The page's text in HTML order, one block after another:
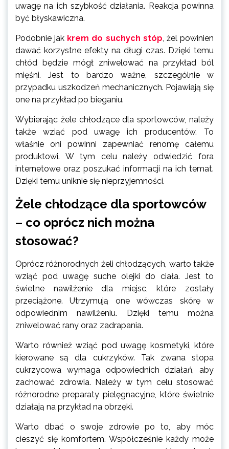
uwagę na ich szybkość działania. Reakcja powinna
być błyskawiczna.
Podobnie jak krem do suchych stóp, żel powinien
dawać korzystne efekty na długi czas. Dzięki temu
chłód będzie mógł zniwelować na przykład ból
mięśni. Jest to bardzo ważne, szczególnie w
przypadku uszkodzeń mechanicznych. Pojawiają się
one na przykład po bieganiu.
Wybierając żele chłodzące dla sportowców, należy
także wziąć pod uwagę ich producentów. To
właśnie oni powinni zapewniać renomę całemu
produktowi. W tym celu należy odwiedzić fora
internetowe oraz poszukać informacji na ich temat.
Dzięki temu uniknie się nieprzyjemności.
Żele chłodzące dla sportowców
– co oprócz nich można
stosować?
Oprócz różnorodnych żeli chłodzących, warto także
wziąć pod uwagę suche olejki do ciała. Jest to
świetne nawilżenie dla miejsc, które zostały
przeciążone. Utrzymują one wówczas skórę w
odpowiednim nawilżeniu. Dzięki temu można
zniwelować rany oraz zadrapania.
Warto również wziąć pod uwagę kosmetyki, które
kierowane są dla cukrzyków. Tak zwana stopa
cukrzycowa wymaga odpowiednich działań, aby
zachować zdrowia. Należy w tym celu stosować
różnorodne preparaty pielęgnacyjne, które świetnie
działają na przykład na obrzęki.
Warto dbać o swoje zdrowie po to, aby móc
cieszyć się komfortem. Współcześnie każdy może